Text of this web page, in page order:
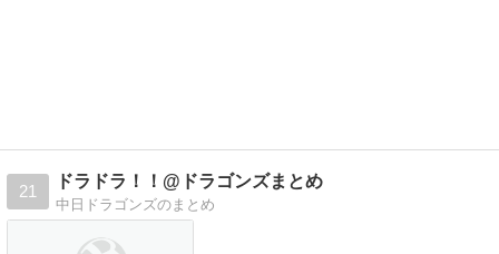
21
ドラドラ！！@ドラゴンズまとめ
中日ドラゴンズのまとめ